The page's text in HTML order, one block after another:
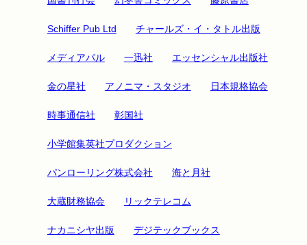
Schiffer Pub Ltd チャールズ・イ・タトル出版
メディアパル 一迅社 エッセンシャル出版社
金の星社 アノニマ・スタジオ 日本規格協会
時事通信社 彰国社
小学館集英社プロダクション
パンローリング株式会社 海と月社
大蔵財務協会 リックテレコム
ナカニシヤ出版 デジテックブックス